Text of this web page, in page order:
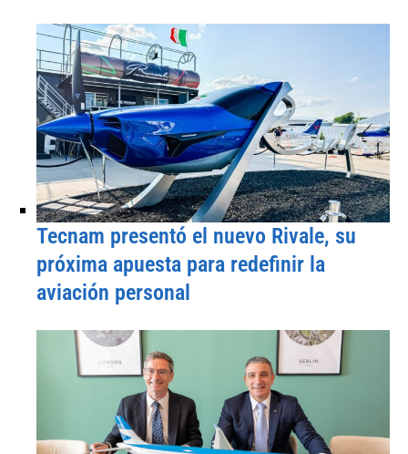
Tecnam presentó el nuevo Rivale, su
próxima apuesta para redefinir la
aviación personal